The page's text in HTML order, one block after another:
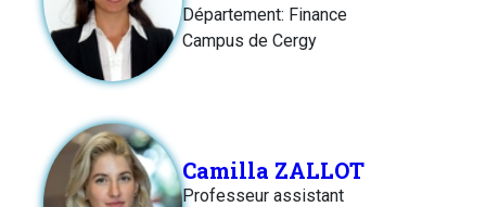
Département: Finance
Campus de Cergy
Camilla ZALLOT
Professeur assistant